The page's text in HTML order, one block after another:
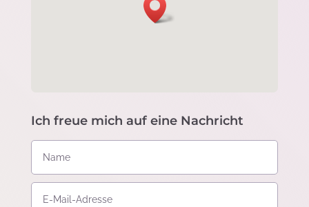
Ich freue mich auf eine Nachricht